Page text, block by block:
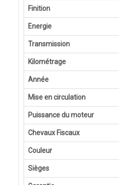
Finition
Energie
Transmission
Kilométrage
Année
Mise en circulation
Puissance du moteur
Chevaux Fiscaux
Couleur
Sièges